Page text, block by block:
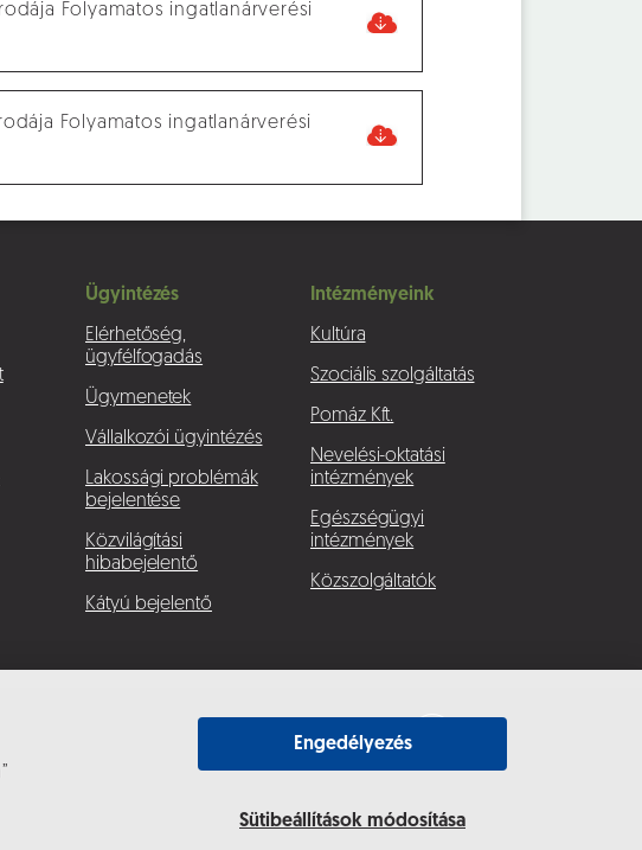
Engedélyezés
Sütibeállítások módosítása
Folyamatos ingatlanárverési
Folyamatos ingatlanárverési
Ügyintézés
Elérhetőség,
ügyfélfogadás
Ügymenetek
Vállalkozói ügyintézés
Lakossági problémák
bejelentése
Közvilágítási
hibabejelentő
Kátyú bejelentő
Intézményeink
Kultúra
Szociális szolgáltatás
Pomáz Kft.
Nevelési-oktatási
intézmények
Egészségügyi
intézmények
Közszolgáltatók